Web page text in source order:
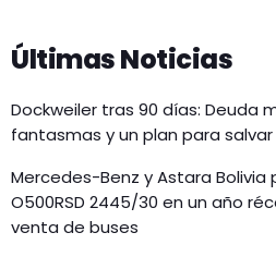
Últimas Noticias
Dockweiler tras 90 días: Deuda
fantasmas y un plan para salvar
Mercedes-Benz y Astara Bolivia
O500RSD 2445/30 en un año
venta de buses